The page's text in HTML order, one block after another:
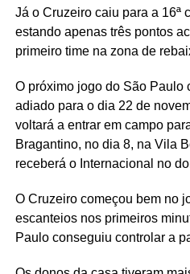
Já o Cruzeiro caiu para a 16ª
estando apenas três pontos
primeiro time na zona de
O próximo jogo do São Paulo
adiado para o dia 22 de
voltará a entrar em campo
Bragantino, no dia 8, na Vila
receberá o Internacional no
O Cruzeiro começou bem no
escanteios nos primeiros
Paulo conseguiu controlar a